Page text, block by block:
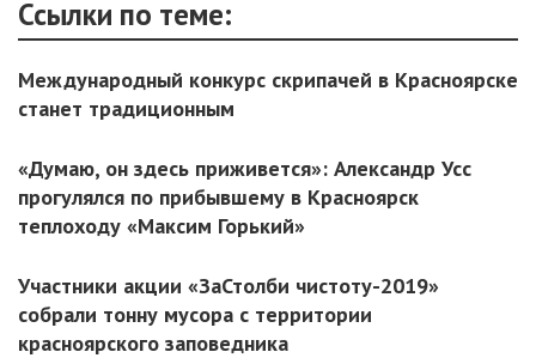
Ссылки по теме:
Международный конкурс скрипачей в Красноярске
станет традиционным
«Думаю, он здесь приживется»: Александр Усс
прогулялся по прибывшему в Красноярск
теплоходу «Максим Горький»
Участники акции «ЗаСтолби чистоту-2019»
собрали тонну мусора с территории
красноярского заповедника